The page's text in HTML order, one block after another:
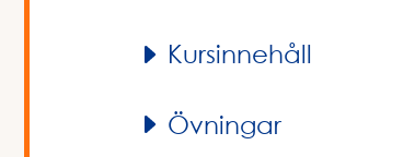
Kursinnehåll
Övningar